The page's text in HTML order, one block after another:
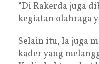
“Di Rakerda juga
kegiatan olahraga
Selain itu, Ia juga
kader yang